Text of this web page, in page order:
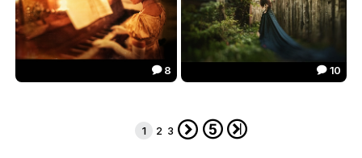
 8
 10
1 2 3   